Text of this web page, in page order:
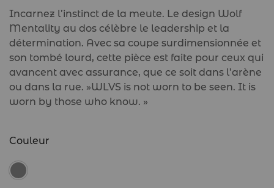
Incarnez l’instinct de la meute. Le design Wolf
Mentality au dos célèbre le leadership et la
détermination. Avec sa coupe surdimensionnée et
son tombé lourd, cette pièce est faite pour ceux qui
avancent avec assurance, que ce soit dans l’arène
ou dans la rue. »WLVS is not worn to be seen. It is
worn by those who know. »
Couleur